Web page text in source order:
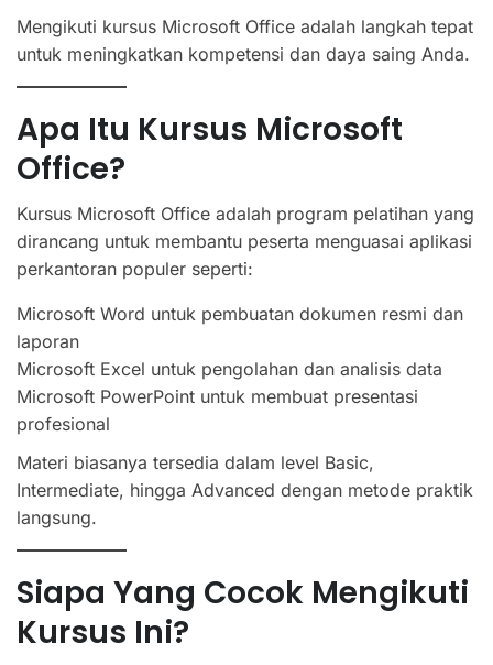
Mengikuti kursus Microsoft Office adalah langkah tepat
untuk meningkatkan kompetensi dan daya saing Anda.
Apa Itu Kursus Microsoft
Office?
Kursus Microsoft Office adalah program pelatihan yang
dirancang untuk membantu peserta menguasai aplikasi
perkantoran populer seperti:
Microsoft Word untuk pembuatan dokumen resmi dan
laporan
Microsoft Excel untuk pengolahan dan analisis data
Microsoft PowerPoint untuk membuat presentasi
profesional
Materi biasanya tersedia dalam level Basic,
Intermediate, hingga Advanced dengan metode praktik
langsung.
Siapa Yang Cocok Mengikuti
Kursus Ini?